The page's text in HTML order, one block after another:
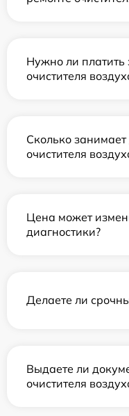
Нужно ли платить
очистителя
Сколько занимает
очистителя
Цена может
диагностики?
Делаете ли
Выдаете ли
очистителя